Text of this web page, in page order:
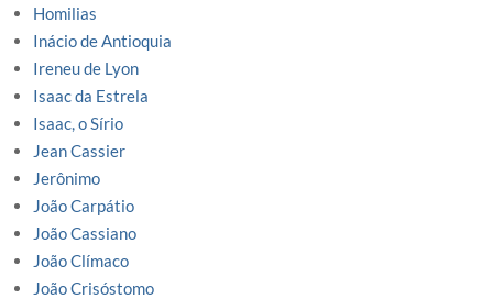
Homilias
Inácio de Antioquia
Ireneu de Lyon
Isaac da Estrela
Isaac, o Sírio
Jean Cassier
Jerônimo
João Carpátio
João Cassiano
João Clímaco
João Crisóstomo